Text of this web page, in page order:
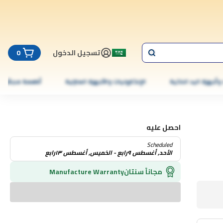
تسجيل الدخول 0
اليد الذكية الإلكترونيات والأجهزة المنزلية أطعمة مجمّدة
احصل عليه
Scheduled
الأحد, أغسطس ٩رابع - الخميس, أغسطس ١٣رابع
مجاناً سنتانManufacture Warranty